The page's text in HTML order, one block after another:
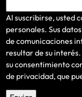
Al suscribirse, usted
personales. Sus
de comunicaciones
resultar de su interés
su consentimiento
de privacidad, que